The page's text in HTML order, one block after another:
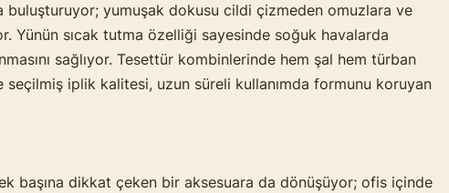
buluşturuyor; yumuşak dokusu cildi çizmeden omuzlara ve
Yünün sıcak tutma özelliği sayesinde soğuk havalarda
sağlıyor. Tesettür kombinlerinde hem şal hem türban
iplik kalitesi, uzun süreli kullanımda formunu koruyan
başına dikkat çeken bir aksesuara da dönüşüyor; ofis içinde